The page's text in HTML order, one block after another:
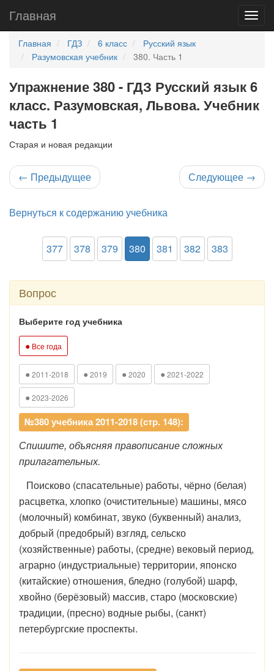
Главная
Главная ГДЗ 6 класс
Русский язык
Разумовская учебник
380. Часть 1
Упражнение 380 - ГДЗ Русский язык 6
класс. Разумовская, Львова. Учебник
часть 1
Старая и новая редакции
← Предыдущее Следующее →
Вернуться к содержанию учебника
377 378 379 380 381 382 383
Вопрос
Выберите год учебника
● Все года
● 2011-2018 ● 2019 ● 2020 ● 2021-2022
● 2023-2026
№380 учебника 2011-2018 (стр. 148):
Спишите, объясняя правописание сложных
прилагательных.
Поисково (спасательные) работы, чёрно (белая)
расцветка, хлопко (очистительные) машины, мясо
(молочный) комбинат, звуко (буквенный) анализ,
добрый (предобрый) взгляд, сельско
(хозяйственные) работы, (средне) вековый период,
аграрно (индустриальные) территории, японско
(китайские) отношения, бледно (голубой) шарф,
хвойно (берёзовый) массив, старо (московские)
традиции, (пресно) водные рыбы, (санкт)
петербургские проспекты.